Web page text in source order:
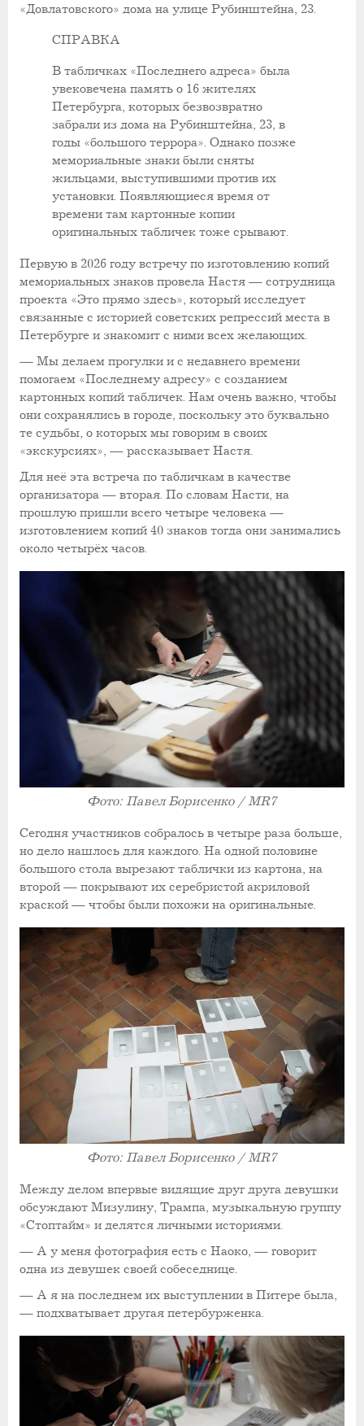
«Довлатовского» дома на улице Рубинштейна, 23.
СПРАВКА
В табличках «Последнего адреса» была
увековечена память о 16 жителях
Петербурга, которых безвозвратно
забрали из дома на Рубинштейна, 23, в
годы «большого террора». Однако позже
мемориальные знаки были сняты
жильцами, выступившими против их
установки. Появляющиеся время от
времени там картонные копии
оригинальных табличек тоже срывают.
Первую в 2026 году встречу по изготовлению копий
мемориальных знаков провела Настя — сотрудница
проекта «Это прямо здесь», который исследует
связанные с историей советских репрессий места в
Петербурге и знакомит с ними всех желающих.
— Мы делаем прогулки и с недавнего времени
помогаем «Последнему адресу» с созданием
картонных копий табличек. Нам очень важно, чтобы
они сохранялись в городе, поскольку это буквально
те судьбы, о которых мы говорим в своих
«экскурсиях», — рассказывает Настя.
Для неё эта встреча по табличкам в качестве
организатора — вторая. По словам Насти, на
прошлую пришли всего четыре человека —
изготовлением копий 40 знаков тогда они занимались
около четырёх часов.
Фото: Павел Борисенко / MR7
Сегодня участников собралось в четыре раза больше,
но дело нашлось для каждого. На одной половине
большого стола вырезают таблички из картона, на
второй — покрывают их серебристой акриловой
краской — чтобы были похожи на оригинальные.
Фото: Павел Борисенко / MR7
Между делом впервые видящие друг друга девушки
обсуждают Мизулину, Трампа, музыкальную группу
«Стоптайм» и делятся личными историями.
— А у меня фотография есть с Наоко, — говорит
одна из девушек своей собеседнице.
— А я на последнем их выступлении в Питере была,
— подхватывает другая петербурженка.